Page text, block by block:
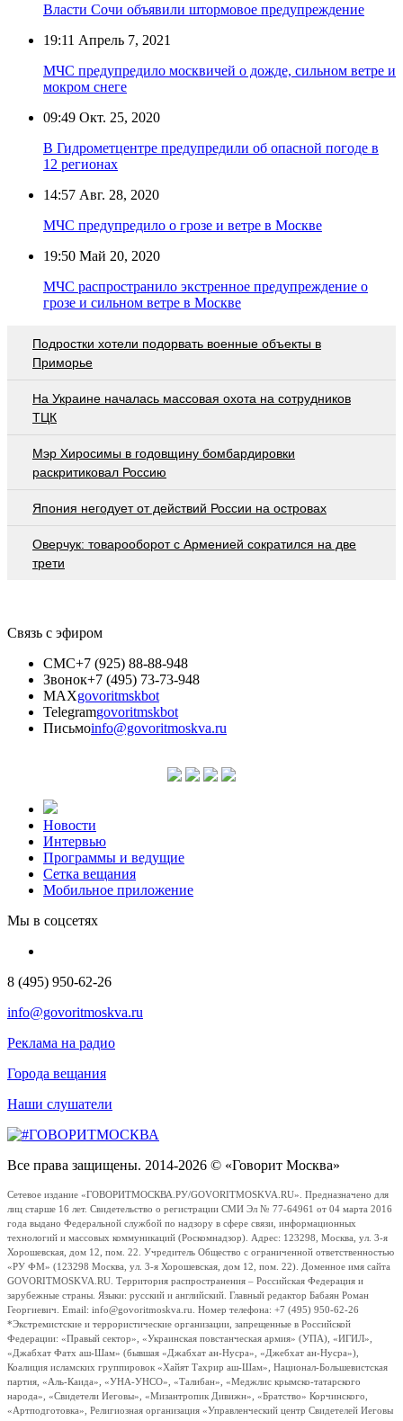
Власти Сочи объявили штормовое предупреждение
19:11 Апрель 7, 2021
МЧС предупредило москвичей о дожде, сильном ветре и
мокром снеге
09:49 Окт. 25, 2020
В Гидрометцентре предупредили об опасной погоде в
12 регионах
14:57 Авг. 28, 2020
МЧС предупредило о грозе и ветре в Москве
19:50 Май 20, 2020
МЧС распространило экстренное предупреждение о
грозе и сильном ветре в Москве
Подростки хотели подорвать военные объекты в
Приморье
На Украине началась массовая охота на сотрудников
ТЦК
Мэр Хиросимы в годовщину бомбардировки
раскритиковал Россию
Япония негодует от действий России на островах
Оверчук: товарооборот с Арменией сократился на две
трети
Связь с эфиром
СМС+7 (925) 88-88-948
Звонок+7 (495) 73-73-948
MAXgovoritmskbot
Telegramgovoritmskbot
Письмоinfo@govoritmoskva.ru
Новости
Интервью
Программы и ведущие
Сетка вещания
Мобильное приложение
Мы в соцсетях
8 (495) 950-62-26
info@govoritmoskva.ru
Реклама на радио
Города вещания
Наши слушатели
Все права защищены. 2014-2026 © «Говорит Москва»
Сетевое издание «ГОВОРИТМОСКВА.РУ/GOVORITMOSKVA.RU». Предназначено для
лиц старше 16 лет. Свидетельство о регистрации СМИ Эл № 77-64961 от 04 марта 2016
года выдано Федеральной службой по надзору в сфере связи, информационных
технологий и массовых коммуникаций (Роскомнадзор). Адрес: 123298, Москва, ул. 3-я
Хорошевская, дом 12, пом. 22. Учредитель Общество с ограниченной ответственностью
«РУ ФМ» (123298 Москва, ул. 3-я Хорошевская, дом 12, пом. 22). Доменное имя сайта
GOVORITMOSKVA.RU. Территория распространения – Российская Федерация и
зарубежные страны. Языки: русский и английский. Главный редактор Бабаян Роман
Георгиевич. Email: info@govoritmoskva.ru. Номер телефона: +7 (495) 950-62-26
*Экстремистские и террористические организации, запрещенные в Российской
Федерации: «Правый сектор», «Украинская повстанческая армия» (УПА), «ИГИЛ»,
«Джабхат Фатх аш-Шам» (бывшая «Джабхат ан-Нусра», «Джебхат ан-Нусра»),
Коалиция исламских группировок «Хайят Тахрир аш-Шам», Национал-Большевистская
партия, «Аль-Каида», «УНА-УНСО», «Талибан», «Меджлис крымско-татарского
народа», «Свидетели Иеговы», «Мизантропик Дивижн», «Братство» Корчинского,
«Артподготовка», Религиозная организация «Управленческий центр Свидетелей Иеговы